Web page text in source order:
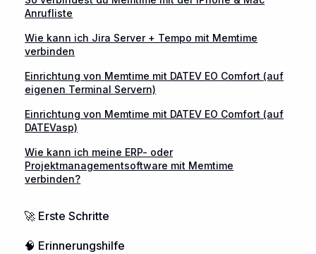
Anrufliste
Wie kann ich Jira Server + Tempo mit Memtime
verbinden
Einrichtung von Memtime mit DATEV EO Comfort (auf
eigenen Terminal Servern)
Einrichtung von Memtime mit DATEV EO Comfort (auf
DATEVasp)
Wie kann ich meine ERP- oder
Projektmanagementsoftware mit Memtime
verbinden?
🚀 Erste Schritte
🧠 Erinnerungshilfe